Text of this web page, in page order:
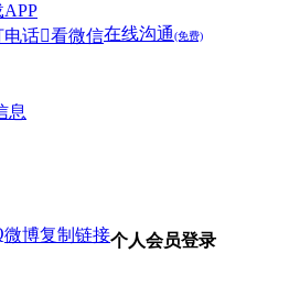
电话看微信在线沟通(免费)
息
微博复制链接个人会员登录